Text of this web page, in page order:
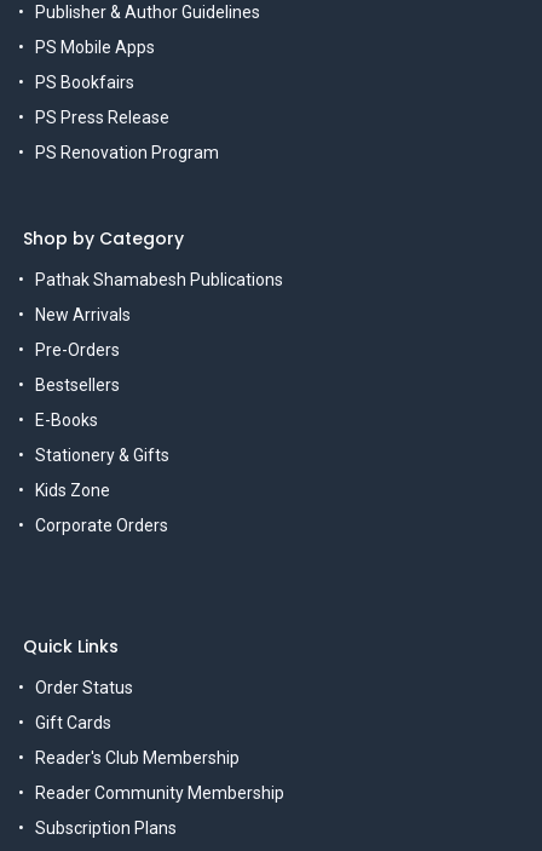
Publisher & Author Guidelines
PS Mobile Apps
PS Bookfairs
PS Press Release
PS Renovation Program
Shop by Category
Pathak Shamabesh Publications
New Arrivals
Pre-Orders
Bestsellers
E-Books
Stationery & Gifts
Kids Zone
Corporate Orders
Quick Links
Order Status
Gift Cards
Reader's Club Membership
Reader Community Membership
Subscription Plans